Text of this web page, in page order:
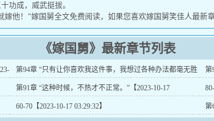
功成，威武挺拔。
他！”嫁国舅全文免费阅读，如果您喜欢嫁国舅笑佳人最新
《嫁国舅》最新章节列表
第94章 “只有让你喜欢我这件事，我想过各种办法都毫无胜
算。”【2023-10-17 03:29:32】
第
17
第91章 “这种时候，不热才不正常。”【2023-10-17
03:29:32】
60-70【2023-10-17 03:29:32】
第